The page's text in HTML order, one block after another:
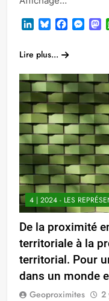
LinkedInBluesky
Lire plus...
4 | 2024 - LES
De la proximité
territoriale à la
territorial. Pour
dans un monde
Geoproximites 2